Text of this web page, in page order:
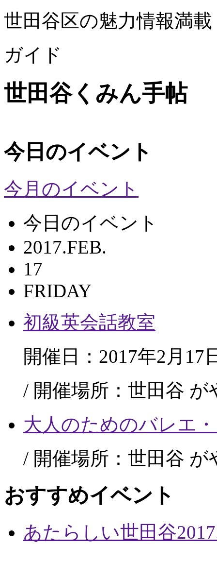
世田谷区の魅力情報満載
ガイド
世田谷くみん手帖
今日のイベント
今月のイベント
今日のイベント
2017.FEB.
17
FRIDAY
初級英会話教室
開催日：2017年2月17
/ 開催場所：世田谷
大人のためのバレエ
/ 開催場所：世田谷
おすすめイベント
あたらしい世田谷